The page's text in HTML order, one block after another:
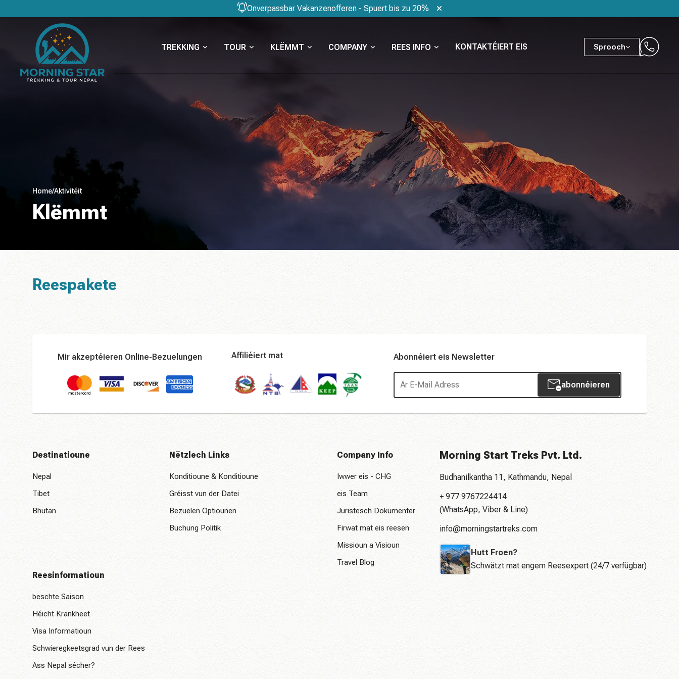
Onverpassbar Vakanzenofferen - Spuert bis zu 20%
TREKKING TOUR KLËMMT COMPANY REES INFO KONTAKTÉIERT EIS Sprooch
Home/Aktivitéit
Klëmmt
Reespakete
Mir akzeptéieren Online-Bezuelungen Affiliéiert mat Abonnéiert eis Newsletter
abonnéieren
Destinatioune
Nepal
Tibet
Bhutan
Nëtzlech Links
Konditioune & Konditioune
Gréisst vun der Datei
Bezuelen Optiounen
Buchung Politik
Company Info
Iwwer eis - CHG
eis Team
Juristesch Dokumenter
Firwat mat eis reesen
Missioun a Visioun
Travel Blog
Reesinformatioun
beschte Saison
Héicht Krankheet
Visa Informatioun
Schwieregkeetsgrad vun der Rees
Ass Nepal sécher?
Morning Start Treks Pvt. Ltd.
Budhanilkantha 11, Kathmandu, Nepal
+ 977 9767224414
(WhatsApp, Viber & Line)
info@morningstartreks.com
Hutt Froen?
Schwätzt mat engem Reesexpert (24/7 verfügbar)